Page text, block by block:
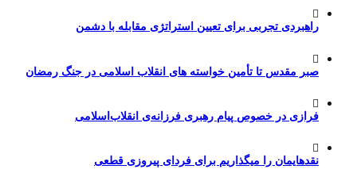
راهبردی تجربی برای تعیین استراتژی مقابله با دشمن
صبر مقدس تا تأمین خواسته های انقلاب اسلامی در جنگ رمضان
فرازی در خصوص پیام رهبری فرزانه‌ی انقلاب‌اسلامی
نقدهایمان را میگذاریم برای فردای پیروزی قطعی